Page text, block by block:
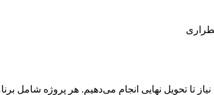
تا تحویل نهایی انجام می‌دهیم. هر پروژه شامل